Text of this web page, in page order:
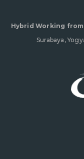
Hybrid Working
Surabaya,